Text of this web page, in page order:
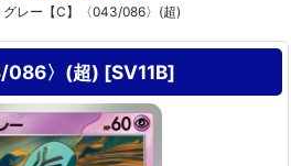
グレー【C】〈043/086〉(超)
086〉(超) [SV11B]